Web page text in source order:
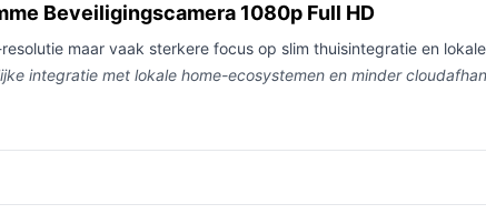
Beveiligingscamera 1080p Full HD
maar vaak sterkere focus op slim thuisintegratie en
integratie met lokale home-ecosystemen en minder